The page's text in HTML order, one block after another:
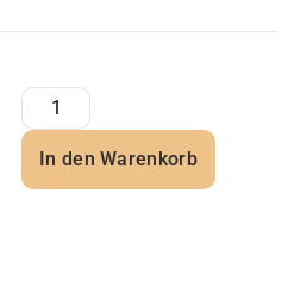
In den Warenkorb